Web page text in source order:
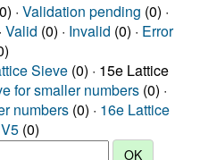
· Validation pending (0) ·
Valid (0) · Invalid (0) · Error
Sieve (0) · 15e Lattice
for smaller numbers (0) ·
numbers (0) · 16e Lattice
(0)